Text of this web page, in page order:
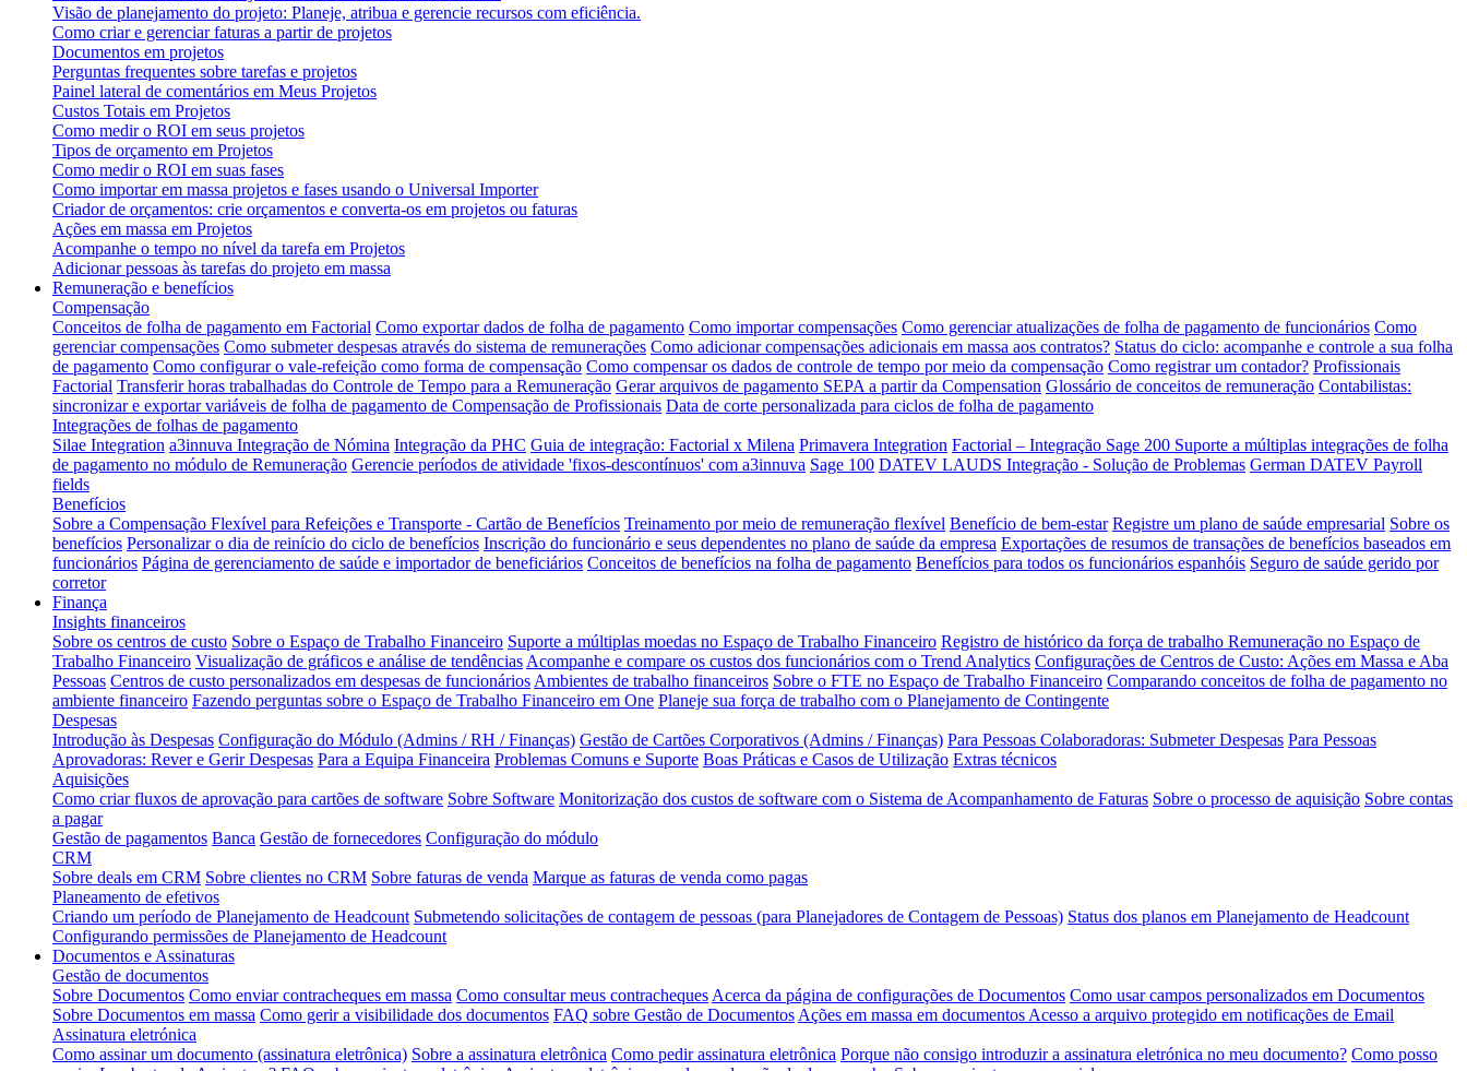
Visão de planejamento do projeto: Planeje, atribua e gerencie recursos com eficiência.
Como criar e gerenciar faturas a partir de projetos
Documentos em projetos
Perguntas frequentes sobre tarefas e projetos
Painel lateral de comentários em Meus Projetos
Custos Totais em Projetos
Como medir o ROI em seus projetos
Tipos de orçamento em Projetos
Como medir o ROI em suas fases
Como importar em massa projetos e fases usando o Universal Importer
Criador de orçamentos: crie orçamentos e converta-os em projetos ou faturas
Ações em massa em Projetos
Acompanhe o tempo no nível da tarefa em Projetos
Adicionar pessoas às tarefas do projeto em massa
Remuneração e benefícios
Compensação
Conceitos de folha de pagamento em Factorial Como exportar dados de folha de pagamento Como importar compensações Como gerenciar atualizações de folha de pagamento de funcionários Como
gerenciar compensações Como submeter despesas através do sistema de remunerações Como adicionar compensações adicionais em massa aos contratos? Status do ciclo: acompanhe e controle a sua folha
de pagamento Como configurar o vale-refeição como forma de compensação Como compensar os dados de controle de tempo por meio da compensação Como registrar um contador? Profissionais
Factorial Transferir horas trabalhadas do Controle de Tempo para a Remuneração Gerar arquivos de pagamento SEPA a partir da Compensation Glossário de conceitos de remuneração Contabilistas:
sincronizar e exportar variáveis de folha de pagamento de Compensação de Profissionais Data de corte personalizada para ciclos de folha de pagamento
Integrações de folhas de pagamento
Silae Integration a3innuva Integração de Nómina Integração da PHC Guia de integração: Factorial x Milena Primavera Integration Factorial – Integração Sage 200 Suporte a múltiplas integrações de folha
de pagamento no módulo de Remuneração Gerencie períodos de atividade 'fixos-descontínuos' com a3innuva Sage 100 DATEV LAUDS Integração - Solução de Problemas German DATEV Payroll
fields
Benefícios
Sobre a Compensação Flexível para Refeições e Transporte - Cartão de Benefícios Treinamento por meio de remuneração flexível Benefício de bem-estar Registre um plano de saúde empresarial Sobre os
benefícios Personalizar o dia de reinício do ciclo de benefícios Inscrição do funcionário e seus dependentes no plano de saúde da empresa Exportações de resumos de transações de benefícios baseados em
funcionários Página de gerenciamento de saúde e importador de beneficiários Conceitos de benefícios na folha de pagamento Benefícios para todos os funcionários espanhóis Seguro de saúde gerido por
corretor
Finança
Insights financeiros
Sobre os centros de custo Sobre o Espaço de Trabalho Financeiro Suporte a múltiplas moedas no Espaço de Trabalho Financeiro Registro de histórico da força de trabalho Remuneração no Espaço de
Trabalho Financeiro Visualização de gráficos e análise de tendências Acompanhe e compare os custos dos funcionários com o Trend Analytics Configurações de Centros de Custo: Ações em Massa e Aba
Pessoas Centros de custo personalizados em despesas de funcionários Ambientes de trabalho financeiros Sobre o FTE no Espaço de Trabalho Financeiro Comparando conceitos de folha de pagamento no
ambiente financeiro Fazendo perguntas sobre o Espaço de Trabalho Financeiro em One Planeje sua força de trabalho com o Planejamento de Contingente
Despesas
Introdução às Despesas Configuração do Módulo (Admins / RH / Finanças) Gestão de Cartões Corporativos (Admins / Finanças) Para Pessoas Colaboradoras: Submeter Despesas Para Pessoas
Aprovadoras: Rever e Gerir Despesas Para a Equipa Financeira Problemas Comuns e Suporte Boas Práticas e Casos de Utilização Extras técnicos
Aquisições
Como criar fluxos de aprovação para cartões de software Sobre Software Monitorização dos custos de software com o Sistema de Acompanhamento de Faturas Sobre o processo de aquisição Sobre contas
a pagar
Gestão de pagamentos Banca Gestão de fornecedores Configuração do módulo
CRM
Sobre deals em CRM Sobre clientes no CRM Sobre faturas de venda Marque as faturas de venda como pagas
Planeamento de efetivos
Criando um período de Planejamento de Headcount Submetendo solicitações de contagem de pessoas (para Planejadores de Contagem de Pessoas) Status dos planos em Planejamento de Headcount
Configurando permissões de Planejamento de Headcount
Documentos e Assinaturas
Gestão de documentos
Sobre Documentos Como enviar contracheques em massa Como consultar meus contracheques Acerca da página de configurações de Documentos Como usar campos personalizados em Documentos
Sobre Documentos em massa Como gerir a visibilidade dos documentos FAQ sobre Gestão de Documentos Ações em massa em documentos Acesso a arquivo protegido em notificações de Email
Assinatura eletrónica
Como assinar um documento (assinatura eletrônica) Sobre a assinatura eletrônica Como pedir assinatura eletrônica Porque não consigo introduzir a assinatura eletrónica no meu documento? Como posso